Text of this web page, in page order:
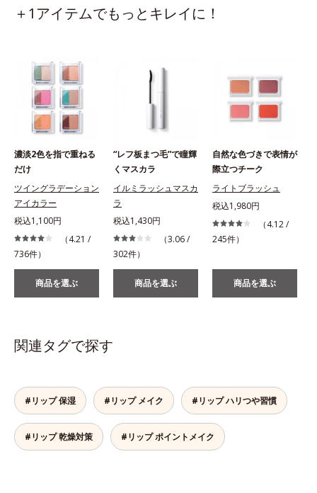
＋1アイテムでもっとキレイに！
濃淡2色を指で重ねる
だけ
ツイングラデーション
アイカラー
税込1,100円
（4.21 /
736件）
商品を選ぶ
“レフ板まつ毛”で瞳輝
くマスカラ
イルミラッシュマスカ
ラ
税込1,430円
（3.06 /
302件）
商品を選ぶ
自然な色づきで表情が
際立つチーク
ライトブラッシュ
税込1,980円
（4.12 /
245件）
商品を選ぶ
関連タグで探す
#リップ 保湿 #リップ メイク #リップ ハリつや習慣
#リップ 乾燥対策 #リップ ポイントメイク